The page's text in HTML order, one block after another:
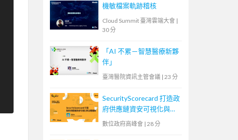
機敏檔案軌跡稽核
Cloud Summit 臺灣雲端大會 |
30 分
「AI 不累－智慧醫療新夥
伴」
臺灣醫院資訊主管會議 | 23 分
SecurityScorecard 打造政
府供應鏈資安可視化與治
理機制
數位政府高峰會 | 28 分